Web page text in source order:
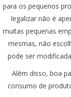
para os pequenos
legalizar não é
muitas pequenas
mesmas, não
pode ser
Além disso, boa
consumo de